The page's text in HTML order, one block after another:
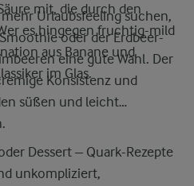
mit, die durch den
es hingegen fruchtig-mild
aus Banane und
im Glas.
Urlaubsfeeling suchen,
oder der Erdbeer-
eine gute Wahl. Der
Konsistenz und
süßen und leicht
Dessert – Quark-Rezepte
unkompliziert,